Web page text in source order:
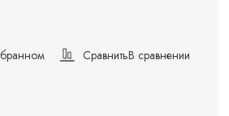
СравнитьВ сравнении